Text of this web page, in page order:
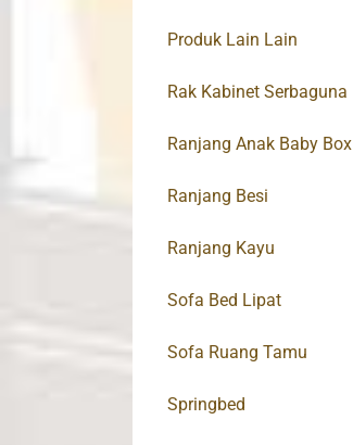
Produk Lain Lain
Rak Kabinet Serbaguna
Ranjang Anak Baby Box
Ranjang Besi
Ranjang Kayu
Sofa Bed Lipat
Sofa Ruang Tamu
Springbed